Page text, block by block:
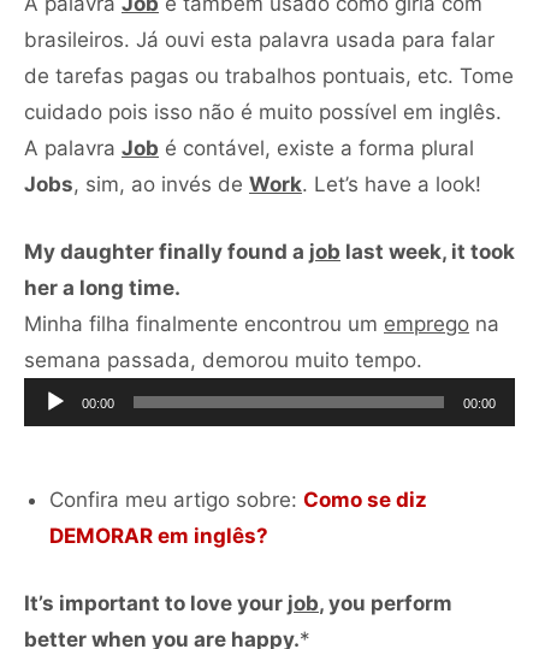
brasileiros. Já ouvi esta palavra usada para falar
de tarefas pagas ou trabalhos pontuais, etc. Tome
cuidado pois isso não é muito possível em inglês.
A palavra Job é contável, existe a forma plural
Jobs, sim, ao invés de Work. Let’s have a look!
My daughter finally found a job last week, it took
her a long time.
Minha filha finalmente encontrou um emprego na
semana passada, demorou muito tempo.
de
áudio
00:00 00:00
Confira meu artigo sobre: Como se diz
DEMORAR em inglês?
It’s important to love your job, you perform
better when you are happy.*